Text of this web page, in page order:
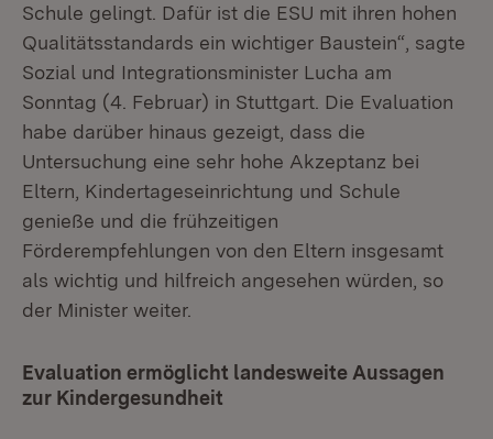
Schule gelingt. Dafür ist die ESU mit ihren hohen
Qualitätsstandards ein wichtiger Baustein“, sagte
Sozial und Integrationsminister Lucha am
Sonntag (4. Februar) in Stuttgart. Die Evaluation
habe darüber hinaus gezeigt, dass die
Untersuchung eine sehr hohe Akzeptanz bei
Eltern, Kindertageseinrichtung und Schule
genieße und die frühzeitigen
Förderempfehlungen von den Eltern insgesamt
als wichtig und hilfreich angesehen würden, so
der Minister weiter.
Evaluation ermöglicht landesweite Aussagen
zur Kindergesundheit